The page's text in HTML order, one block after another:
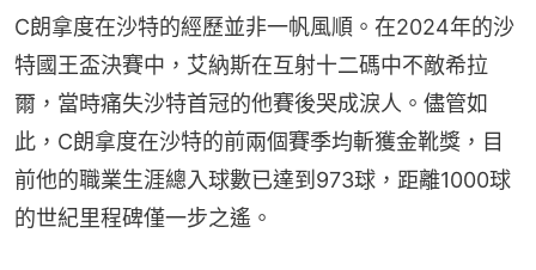
C朗拿度在沙特的經歷並非一帆風順。在2024年的沙
特國王盃決賽中，艾納斯在互射十二碼中不敵希拉
爾，當時痛失沙特首冠的他賽後哭成淚人。儘管如
此，C朗拿度在沙特的前兩個賽季均斬獲金靴獎，目
前他的職業生涯總入球數已達到973球，距離1000球
的世紀里程碑僅一步之遙。